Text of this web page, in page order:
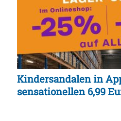
Kindersandalen in
sensationellen 6,99